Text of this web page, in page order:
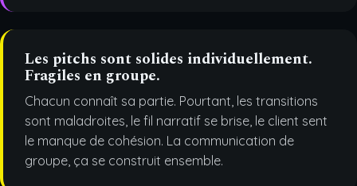
Les pitchs sont solides individuellement.
Fragiles en groupe.
Chacun connaît sa partie. Pourtant, les transitions
sont maladroites, le fil narratif se brise, le client sent
le manque de cohésion. La communication de
groupe, ça se construit ensemble.